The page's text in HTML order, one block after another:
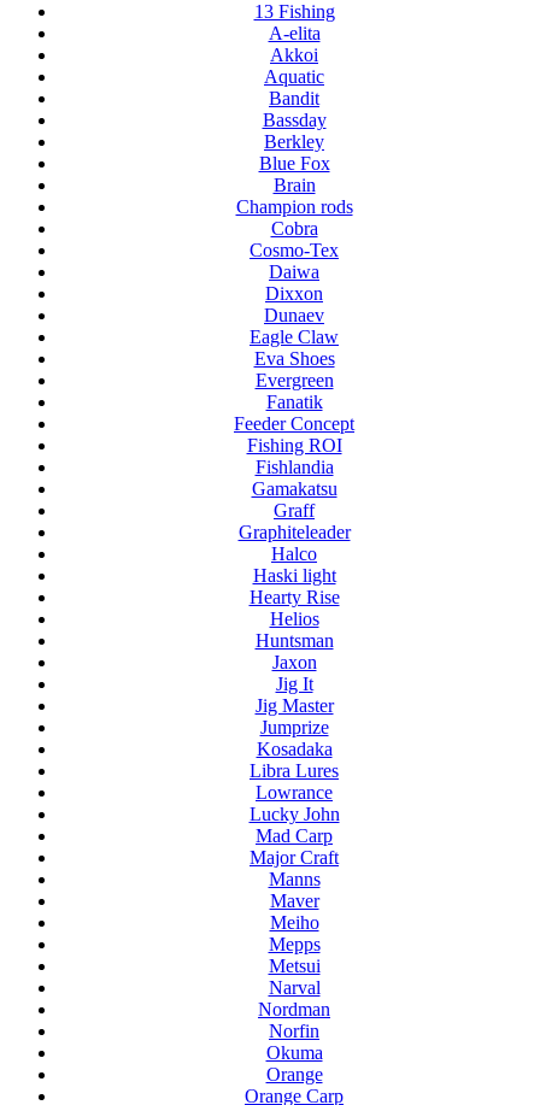
13 Fishing
A-elita
Akkoi
Aquatic
Bandit
Bassday
Berkley
Blue Fox
Brain
Champion rods
Cobra
Cosmo-Tex
Daiwa
Dixxon
Dunaev
Eagle Claw
Eva Shoes
Evergreen
Fanatik
Feeder Concept
Fishing ROI
Fishlandia
Gamakatsu
Graff
Graphiteleader
Halco
Haski light
Hearty Rise
Helios
Huntsman
Jaxon
Jig It
Jig Master
Jumprize
Kosadaka
Libra Lures
Lowrance
Lucky John
Mad Carp
Major Craft
Manns
Maver
Meiho
Mepps
Metsui
Narval
Nordman
Norfin
Okuma
Orange
Orange Carp